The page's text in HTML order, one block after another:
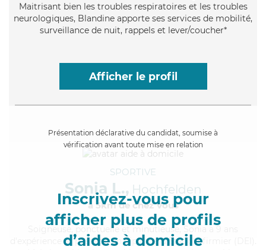
Maitrisant bien les troubles respiratoires et les troubles
neurologiques, Blandine apporte ses services de mobilité,
surveillance de nuit, rappels et lever/coucher*
Afficher le profil
Présentation déclarative du candidat, soumise à
vérification avant toute mise en relation
Inscrivez-vous pour
afficher plus de profils
d’aides à domicile
SPORTIVE
Sonia L., Hochfelden
à 5km de chez Vous
, ponctuelle et minutieuse, Sonia a 9 ans
d'expérience et possède un diplôme d'Etat d'infirmier (DEI).